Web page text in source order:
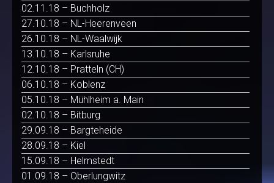
02.11.18 – Buchholz
27.10.18 – NL-Heerenveen
26.10.18 – NL-Waalwijk
13.10.18 – Karlsruhe
12.10.18 – Pratteln (CH)
06.10.18 – Koblenz
05.10.18 – Mühlheim a. Main
02.10.18 – Bitburg
29.09.18 – Bargteheide
28.09.18 – Kiel
15.09.18 – Helmstedt
01.09.18 – Oberlungwitz